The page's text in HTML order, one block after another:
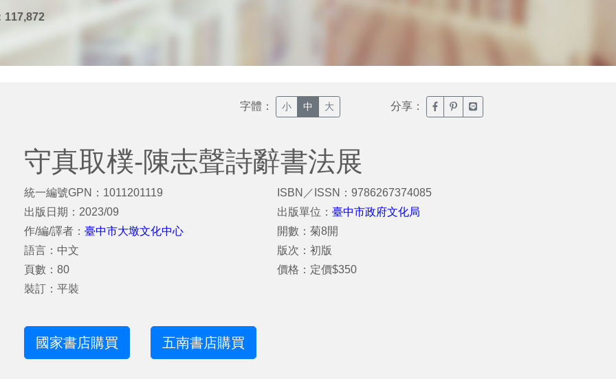
117,872
字體： 小 中 大 分享： 臉書分享(另開新視窗)
噗浪分享(另開新視窗)
Line分享(另開新視窗)
守真取樸-陳志聲詩辭書法展
統一編號GPN：1011201119
出版日期：2023/09
作/編/譯者： 臺中市大墩文化中心
語言：中文
頁數：80
裝訂：平裝
ISBN／ISSN：9786267374085
出版單位：臺中市政府文化局
開數：菊8開
版次：初版
價格：定價$350
國家書店購買 五南書店購買